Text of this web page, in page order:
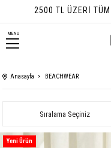
SIPARIŞLERDE
MENU
Anasayfa BEACHWEAR
Sıralama
Yeni Ürün